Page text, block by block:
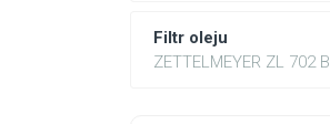
Filtr oleju
ZETTELMEYER ZL 702 B